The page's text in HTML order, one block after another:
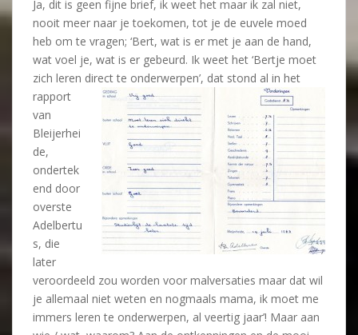
Ja, dit is geen fijne brief, ik weet het maar ik zal niet,
nooit meer naar je toekomen, tot je de euvele moed
heb om te vragen; ‘Bert, wat is er met je aan de hand,
wat voel je, wat is er gebeurd. Ik weet het ‘Bertje moet
zich leren direct te onderwerpen’, dat stond al in het
rapport
van
Bleijerhei
de,
ondertek
end door
overste
Adelbertu
s, die
later
veroordeeld zou worden voor malversaties maar dat wil
je allemaal niet weten en nogmaals mama, ik moet me
immers leren te onderwerpen, al veertig jaar’! Maar aan